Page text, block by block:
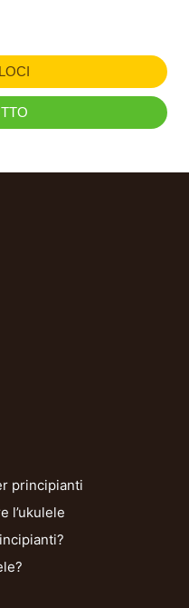
principianti
l’ukulele